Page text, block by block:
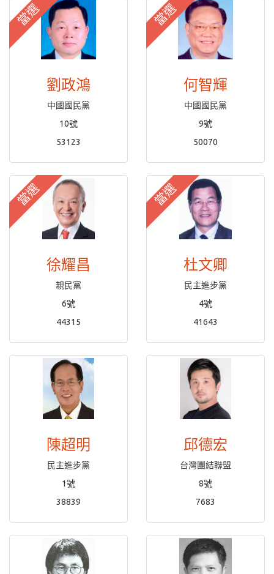
當選
劉政鴻
中國國民黨
10號
53123
當選
何智輝
中國國民黨
9號
50070
當選
徐耀昌
親民黨
6號
44315
當選
杜文卿
民主進步黨
4號
41643
陳超明
民主進步黨
1號
38839
邱德宏
台灣團結聯盟
8號
7683